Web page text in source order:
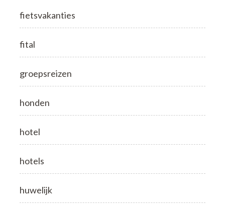
fietsvakanties
fital
groepsreizen
honden
hotel
hotels
huwelijk